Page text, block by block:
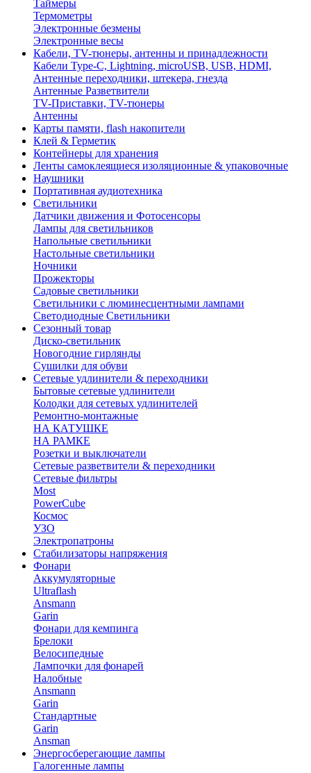
Таймеры
Термометры
Электронные безмены
Электронные весы
Кабели, TV-тюнеры, антенны и принадлежности
Кабели Type-C, Lightning, microUSB, USB, HDMI,
Антенные переходники, штекера, гнезда
Антенные Разветвители
TV-Приставки, TV-тюнеры
Антенны
Карты памяти, flash накопители
Клей & Герметик
Контейнеры для хранения
Ленты самоклеящиеся изоляционные & упаковочные
Наушники
Портативная аудиотехника
Светильники
Датчики движения и Фотосенсоры
Лампы для светильников
Напольные светильники
Настольные светильники
Ночники
Прожекторы
Садовые светильники
Светильники с люминесцентными лампами
Светодиодные Светильники
Сезонный товар
Диско-светильник
Новогодние гирлянды
Сушилки для обуви
Сетевые удлинители & переходники
Бытовые сетевые удлинители
Колодки для сетевых удлинителей
Ремонтно-монтажные
НА КАТУШКЕ
НА РАМКЕ
Розетки и выключатели
Сетевые разветвители & переходники
Сетевые фильтры
Most
PowerCube
Космос
УЗО
Электропатроны
Стабилизаторы напряжения
Фонари
Аккумуляторные
Ultraflash
Ansmann
Garin
Фонари для кемпинга
Брелоки
Велосипедные
Лампочки для фонарей
Налобные
Ansmann
Garin
Стандартные
Garin
Ansman
Энергосберегающие лампы
Галогенные лампы